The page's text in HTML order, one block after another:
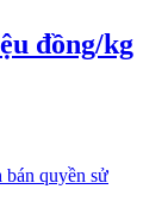
đồng/kg